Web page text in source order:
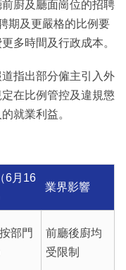
廚及廳面崗位的招聘
期及更嚴格的比例要
多時間及行政成本。
指出部分僱主引入外
在比例管控及違規懲
就業利益。
6月16
業界影響
部門
前廳後廚均
受限制